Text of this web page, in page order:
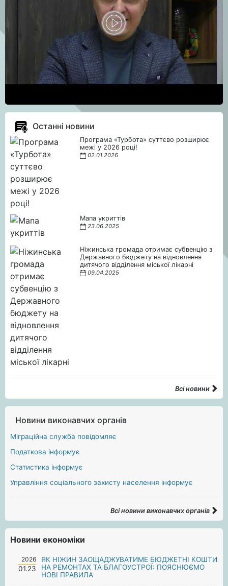
Останні новини
Програма «Турбота» суттєво розширює
межі у 2026 році!
02.01.2026
Мапа укриттів
23.06.2025
Ніжинська громада отримає субвенцію з
Державного бюджету на відновлення
дитячого відділення міської лікарні
09.04.2025
Всі новини
Новини виконавчих органів
Міграційна служба повідомляє
Податкова інформує
Статистика інформує
Управління соціального захисту населення інформує
Всі новини виконавчих органів
Новини економіки
2026
01.23
ЯК НІЖИН ЗАОЩАДЖУВАТИМЕ БЮДЖЕТНІ КОШТИ
НА РЕМОНТАХ ТА БЛАГОУСТРОЇ: ПОЯСНЮЄМО
НОВІ ПРАВИЛА